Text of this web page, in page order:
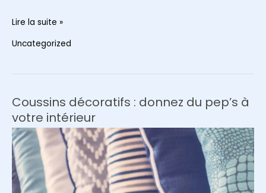
Globe
de
décoration
à
exploiter
Lire la suite »
Uncategorized
Coussins décoratifs : donnez du pep’s à
votre intérieur